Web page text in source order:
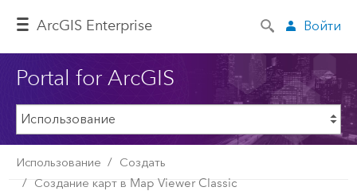
ArcGIS Enterprise Войти
Portal for ArcGIS
Использование
Создать
Создание карт в Map Viewer Classic